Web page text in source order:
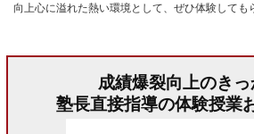
向上心に溢れた熱い環境として、ぜひ体験しても
成績爆裂向上のきっ
塾長直接指導の体験授業